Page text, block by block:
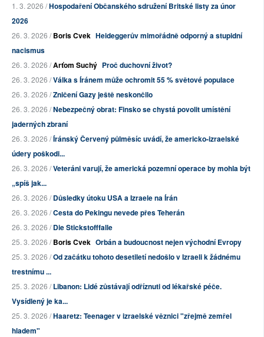
1. 3. 2026 /Hospodaření Občanského sdružení Britské listy za únor
2026
26. 3. 2026 /Boris Cvek Heideggerův mimořádně odporný a stupidní
nacismus
26. 3. 2026 /Arťom Suchý Proč duchovní život?
26. 3. 2026 /Válka s Íránem může ochromit 55 % světové populace
26. 3. 2026 /Zničení Gazy ještě neskončilo
26. 3. 2026 /Nebezpečný obrat: Finsko se chystá povolit umístění
jaderných zbraní
26. 3. 2026 /Íránský Červený půlměsíc uvádí, že americko-izraelské
údery poškodi...
26. 3. 2026 /Veteráni varují, že americká pozemní operace by mohla být
„spíš jak...
26. 3. 2026 /Důsledky útoku USA a Izraele na Írán
26. 3. 2026 /Cesta do Pekingu nevede přes Teherán
26. 3. 2026 /Die Stickstofffalle
25. 3. 2026 /Boris Cvek Orbán a budoucnost nejen východní Evropy
25. 3. 2026 /Od začátku tohoto desetiletí nedošlo v Izraeli k žádnému
trestnímu ...
25. 3. 2026 /Libanon: Lidé zůstávají odříznuti od lékařské péče.
Vysídlený je ka...
25. 3. 2026 /Haaretz: Teenager v izraelské věznici "zřejmě zemřel
hladem"